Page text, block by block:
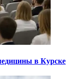
в Курске